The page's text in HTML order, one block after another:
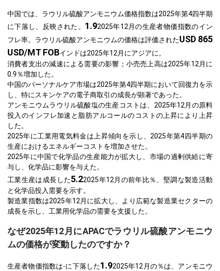
中国では、ラウリル硫酸アンモニウム価格指数は2025年第4四半期
に下落し、反映された。 1.92025年12月の生産者物価指数のイン
フレ率。ラウリル硫酸アンモニウムの価格は評価されたUSD 865
USD/MT FOBインドは2025年12月にアジアに。
消費者支出の減速による需要の影響；小売売上高は2025年12月に
0.9％増加した。
中国のパーソナルケア市場は2025年第4四半期において回復力を示
し、特にスキンケアの電子商取引の成長が顕著であった。
アンモニウムラウリル硫酸塩の生産コストは、2025年12月の原料
投入のインフレ加速と脂肪アルコールのコストの上昇により上昇
した。
2025年に工業用電気料金は上昇傾向を示し、2025年第4四半期の
生産におけるエネルギーコストを増加させた。
2025年に中国で化学品の生産能力が拡大し、市場の過剰供給に寄
与し、化学品に影響を与えた。
工業生産は成長した5.22025年12月の前年比％、堅調な製造活動
と化学品投入需要を示す。
製造業指数は2025年12月に拡大し、より広範な製造業セクターの
成長を示し、工業用化学品の需要を支援した。
なぜ2025年12月にAPACでラウリル硫酸アンモニウ
ムの価格が変動したのですか？
生産者物価指数は-に下落した1.92025年12月の％は、アンモニウ